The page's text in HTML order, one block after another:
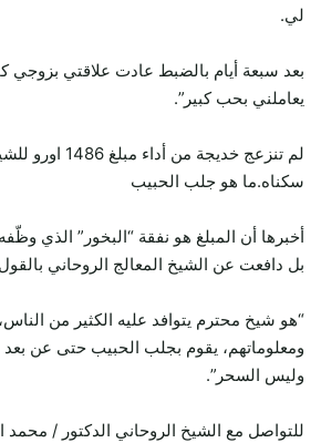
لي.
بعد سبعة أيام بالضبط عادت علاقتي بزوجي
يعاملني بحب كبير”.
لم تنزعج خديجة
سكناه.ما هو جلب الحبيب
أخبرها أن المبلغ هو نفقة “البخور” الذي
بل دافعت عن الشيخ المعالج الروحاني
“هو شيخ محترم يتوافد عليه الكثير من
ومعلوماتهم، يقوم بجلب الحبيب حتى عن
وليس السحر”.
للتواصل مع الشيخ الروحاني الدكتور / محمد